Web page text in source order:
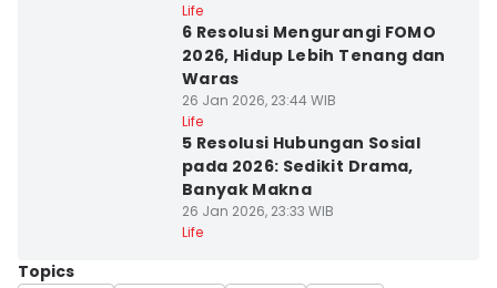
Life
6 Resolusi Mengurangi FOMO
2026, Hidup Lebih Tenang dan
Waras
26 Jan 2026, 23:44 WIB
Life
5 Resolusi Hubungan Sosial
pada 2026: Sedikit Drama,
Banyak Makna
26 Jan 2026, 23:33 WIB
Life
Topics